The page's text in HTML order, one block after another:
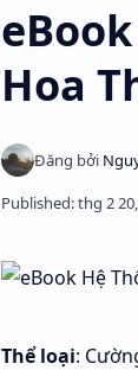
Hoa
Thể loại: